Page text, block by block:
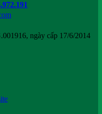
ngày cấp 17/6/2014